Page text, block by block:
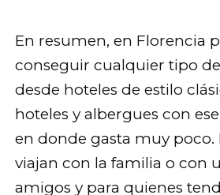
En resumen, en Florencia
conseguir cualquier tipo
desde hoteles de estilo
hoteles y albergues con
en donde gasta muy poco.
viajan con la familia o con
amigos y para quienes